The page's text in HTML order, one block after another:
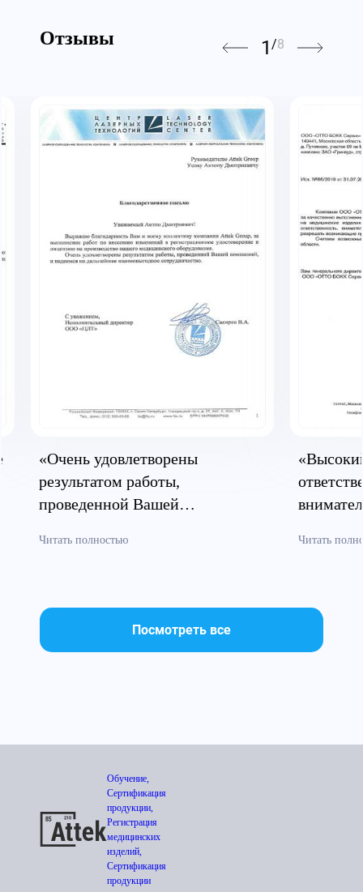
Отзывы 1 /8
«Очень удовлетворены
результатом работы,
проведенной Вашей
Читать полностью Читать
Посмотреть все
Обучение,
Сертификация
продукции,
Регистрация
медицинских
изделий,
Сертификация
продукции